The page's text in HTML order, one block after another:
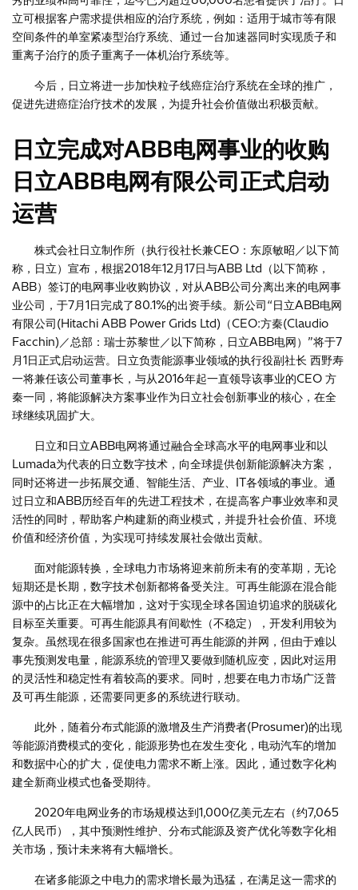
立可根据客户需求提供相应的治疗系统，例如：适用于城市等有限
空间条件的单室紧凑型治疗系统、通过一台加速器同时实现质子和
重离子治疗的质子重离子一体机治疗系统等。
今后，日立将进一步加快粒子线癌症治疗系统在全球的推广，
促进先进癌症治疗技术的发展，为提升社会价值做出积极贡献。
日立完成对ABB电网事业的收购
日立ABB电网有限公司正式启动
运营
株式会社日立制作所（执行役社长兼CEO：东原敏昭／以下简
称，日立）宣布，根据2018年12月17日与ABB Ltd（以下简称，
ABB）签订的电网事业收购协议，对从ABB公司分离出来的电网事
业公司，于7月1日完成了80.1%的出资手续。新公司“日立ABB电网
有限公司(Hitachi ABB Power Grids Ltd)（CEO:方秦(Claudio
Facchin)／总部：瑞士苏黎世／以下简称，日立ABB电网）”将于7
月1日正式启动运营。日立负责能源事业领域的执行役副社长 西野寿
一将兼任该公司董事长，与从2016年起一直领导该事业的CEO 方
秦一同，将能源解决方案事业作为日立社会创新事业的核心，在全
球继续巩固扩大。
日立和日立ABB电网将通过融合全球高水平的电网事业和以
Lumada为代表的日立数字技术，向全球提供创新能源解决方案，
同时还将进一步拓展交通、智能生活、产业、IT各领域的事业。通
过日立和ABB历经百年的先进工程技术，在提高客户事业效率和灵
活性的同时，帮助客户构建新的商业模式，并提升社会价值、环境
价值和经济价值，为实现可持续发展社会做出贡献。
面对能源转换，全球电力市场将迎来前所未有的变革期，无论
短期还是长期，数字技术创新都将备受关注。可再生能源在混合能
源中的占比正在大幅增加，这对于实现全球各国迫切追求的脱碳化
目标至关重要。可再生能源具有间歇性（不稳定），开发利用较为
复杂。虽然现在很多国家也在推进可再生能源的并网，但由于难以
事先预测发电量，能源系统的管理又要做到随机应变，因此对运用
的灵活性和稳定性有着较高的要求。同时，想要在电力市场广泛普
及可再生能源，还需要同更多的系统进行联动。
此外，随着分布式能源的激增及生产消费者(Prosumer)的出现
等能源消费模式的变化，能源形势也在发生变化，电动汽车的增加
和数据中心的扩大，促使电力需求不断上涨。因此，通过数字化构
建全新商业模式也备受期待。
2020年电网业务的市场规模达到1,000亿美元左右（约7,065
亿人民币），其中预测性维护、分布式能源及资产优化等数字化相
关市场，预计未来将有大幅增长。
在诸多能源之中电力的需求增长最为迅猛，在满足这一需求的